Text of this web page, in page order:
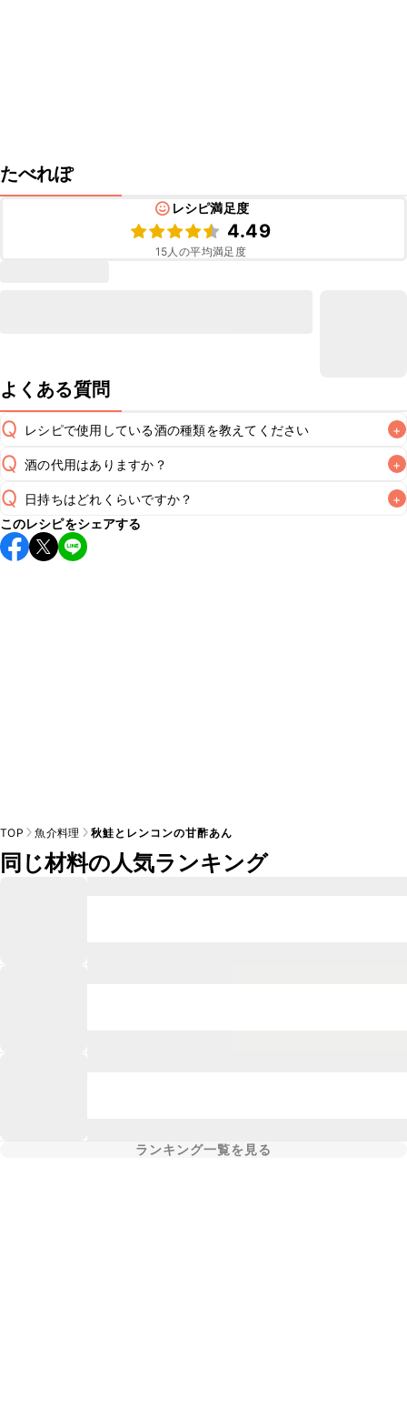
たべれぽ
レシピ満足度
4.49
15人の平均満足度
よくある質問
Q レシピで使用している酒の種類を教えてください +
A
Q 酒の代用はありますか？ +
A
Q 日持ちはどれくらいですか？ +
保存期間は冷蔵で翌日中が目安です。なるべくお早めにお召
し上がりください。
このレシピをシェアする
TOP 魚介料理 秋鮭とレンコンの甘酢あん
同じ材料の人気ランキング
ランキング一覧を見る